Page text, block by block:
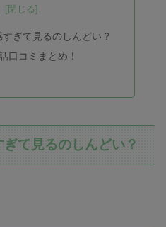
すぎて見るのしんどい？
口コミまとめ！
ぎて見るのしんどい？